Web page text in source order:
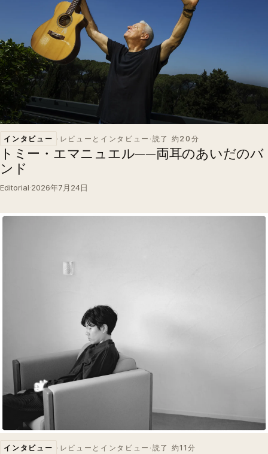
インタビュー · レビューとインタビュー · 読了 約20分
トミー・エマニュエル——両耳のあいだのバ
ンド
Editorial·2026年7月24日
インタビュー · レビューとインタビュー · 読了 約11分